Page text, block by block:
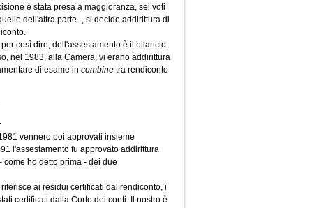
è stata presa a maggioranza, sei voti
dell'altra parte -, si decide addirittura di
così dire, dell'assestamento è il bilancio
nel 1983, alla Camera, vi erano addirittura
di esame in combine tra rendiconto
vennero poi approvati insieme
l'assestamento fu approvato addirittura
- come ho detto prima - dei due
ai residui certificati dal rendiconto, i
certificati dalla Corte dei conti. Il nostro è